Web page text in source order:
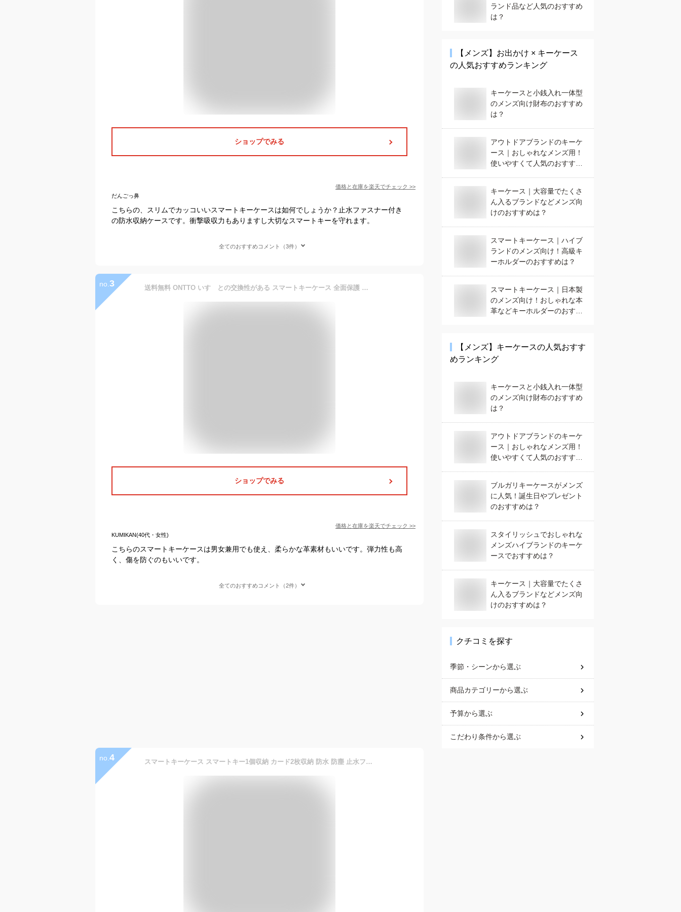
ショップでみる
価格と在庫を楽天でチェック >>
だんごっ鼻
こちらの、スリムでカッコいいスマートキーケースは如何でしょうか？止水ファスナー付き
の防水収納ケースです。衝撃吸収力もありますし大切なスマートキーを守れます。
全てのおすすめコメント（3件）
no. 3 送料無料 ONTTO いすゞとの交換性がある スマートキーケース 全面保護 キーカバー 電気メッキ キーパック キーホルダー ISUZU ピックアップトラック 新しい MU-X MUX Xシリーズ DMAX D-Max 2021等 キーバッグ 弾力性 耐久性 傷防止 防水 男女兼用 柔らかいTPU 父の日 贈り物
ショップでみる
価格と在庫を楽天でチェック >>
KUMIKAN(40代・女性)
こちらのスマートキーケースは男女兼用でも使え、柔らかな革素材もいいです。弾力性も高
く、傷を防ぐのもいいです。
全てのおすすめコメント（2件）
no. 4 スマートキーケース スマートキー1個収納 カード2枚収納 防水 防塵 止水ファスナー キーリング付属 ネイビー EZ2-CAR105NV【ネコポス対応】
ランド品など人気のおすすめ
は？
【メンズ】 お出かけ × キーケース
の人気おすすめランキング
キーケースと小銭入れ一体型
のメンズ向け財布のおすすめ
は？
アウトドアブランドのキーケ
ース｜おしゃれなメンズ用！
使いやすくて人気のおすすめ
キーケース｜大容量でたくさ
ん入るブランドなどメンズ向
けのおすすめは？
スマートキーケース｜ハイブ
ランドのメンズ向け！高級キ
ーホルダーのおすすめは？
スマートキーケース｜日本製
のメンズ向け！おしゃれな本
革などキーホルダーのおすす
【メンズ】 キーケースの人気おすす
めランキング
キーケースと小銭入れ一体型
のメンズ向け財布のおすすめ
は？
アウトドアブランドのキーケ
ース｜おしゃれなメンズ用！
使いやすくて人気のおすすめ
ブルガリキーケースがメンズ
に人気！誕生日やプレゼント
のおすすめは？
スタイリッシュでおしゃれな
メンズハイブランドのキーケ
ースでおすすめは？
キーケース｜大容量でたくさ
ん入るブランドなどメンズ向
けのおすすめは？
クチコミを探す
季節・シーンから選ぶ
商品カテゴリーから選ぶ
予算から選ぶ
こだわり条件から選ぶ